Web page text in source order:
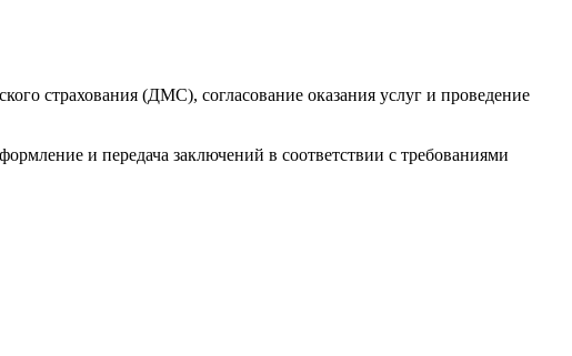
страхования (ДМС), согласование оказания услуг и проведение
и передача заключений в соответствии с требованиями